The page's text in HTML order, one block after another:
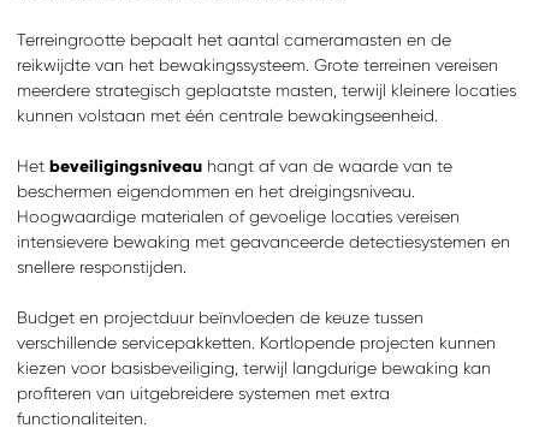
Waar ben je naar opzoek?
Terreingrootte bepaalt het aantal cameramasten en de
reikwijdte van het bewakingssysteem. Grote terreinen vereisen
meerdere strategisch geplaatste masten, terwijl kleinere locaties
kunnen volstaan met één centrale bewakingseenheid.
Het beveiligingsniveau hangt af van de waarde van te
beschermen eigendommen en het dreigingsniveau.
Hoogwaardige materialen of gevoelige locaties vereisen
intensievere bewaking met geavanceerde detectiesystemen en
snellere responstijden.
Budget en projectduur beïnvloeden de keuze tussen
verschillende servicepakketten. Kortlopende projecten kunnen
kiezen voor basisbeveiliging, terwijl langdurige bewaking kan
profiteren van uitgebreidere systemen met extra
functionaliteiten.